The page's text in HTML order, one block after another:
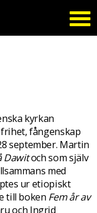
kyrkan
fångenskap
september. Martin
Dawitoch som själv
med
ur etiopiskt
till boken Fem år av
och Ingrid